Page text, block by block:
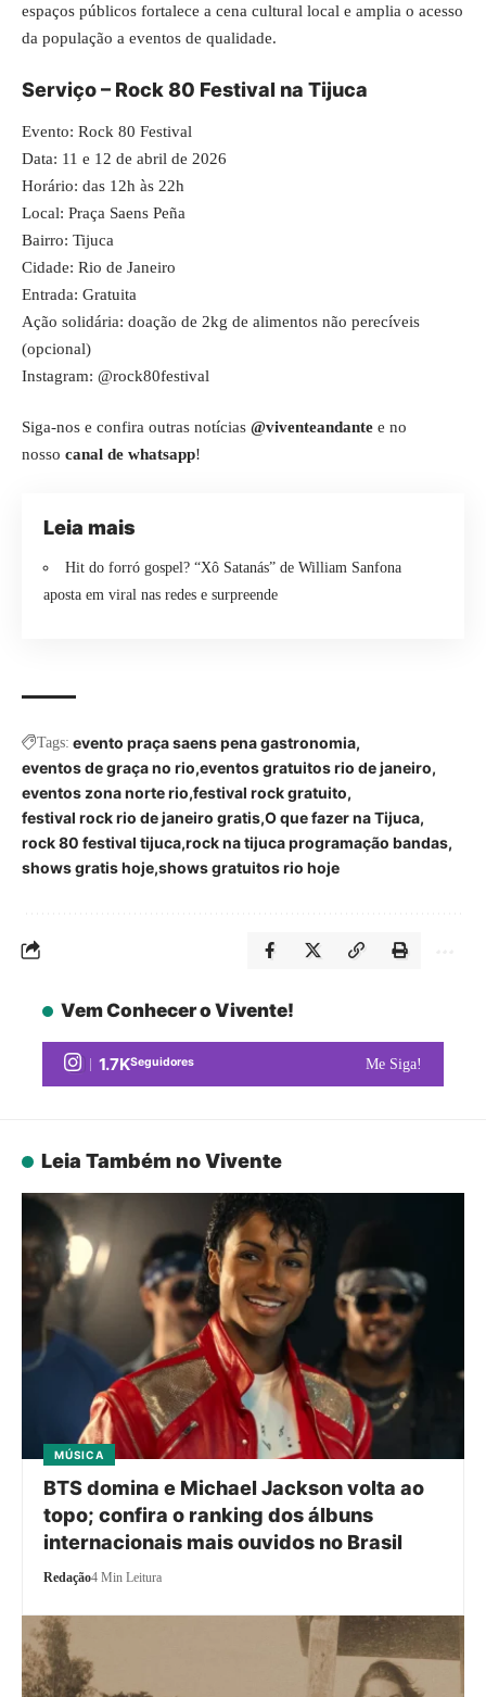
espaços públicos fortalece a cena cultural local e amplia o acesso
da população a eventos de qualidade.
Serviço – Rock 80 Festival na Tijuca
Evento: Rock 80 Festival
Data: 11 e 12 de abril de 2026
Horário: das 12h às 22h
Local: Praça Saens Peña
Bairro: Tijuca
Cidade: Rio de Janeiro
Entrada: Gratuita
Ação solidária: doação de 2kg de alimentos não perecíveis
(opcional)
Instagram: @rock80festival
Siga-nos e confira outras notícias @viventeandante e no
nosso canal de whatsapp!
Leia mais
Hit do forró gospel? “Xô Satanás” de William Sanfona
aposta em viral nas redes e surpreende
Tags: evento praça saens pena gastronomia
eventos de graça no rio eventos gratuitos rio de janeiro
eventos zona norte rio festival rock gratuito
festival rock rio de janeiro gratis O que fazer na Tijuca
rock 80 festival tijuca rock na tijuca programação bandas
shows gratis hoje shows gratuitos rio hoje
Vem Conhecer o Vivente!
1.7KSeguidores Me Siga!
Leia Também no Vivente
MÚSICA
BTS domina e Michael Jackson volta ao
topo; confira o ranking dos álbuns
internacionais mais ouvidos no Brasil
Redação4 Min Leitura